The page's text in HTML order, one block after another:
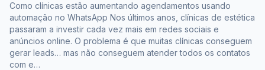
Como clínicas estão aumentando agendamentos usando
automação no WhatsApp Nos últimos anos, clínicas de estética
passaram a investir cada vez mais em redes sociais e
anúncios online. O problema é que muitas clínicas conseguem
gerar leads… mas não conseguem atender todos os contatos
com e…